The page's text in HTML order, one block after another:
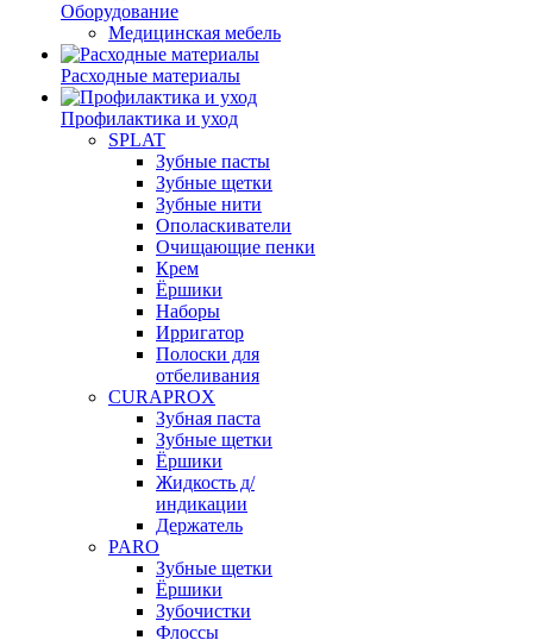
Оборудование
Медицинская мебель
Расходные материалы
Профилактика и уход
SPLAT
Зубные пасты
Зубные щетки
Зубные нити
Ополаскиватели
Очищающие пенки
Крем
Ёршики
Наборы
Ирригатор
Полоски для
отбеливания
CURAPROX
Зубная паста
Зубные щетки
Ёршики
Жидкость д/
индикации
Держатель
PARO
Зубные щетки
Ёршики
Зубочистки
Флоссы